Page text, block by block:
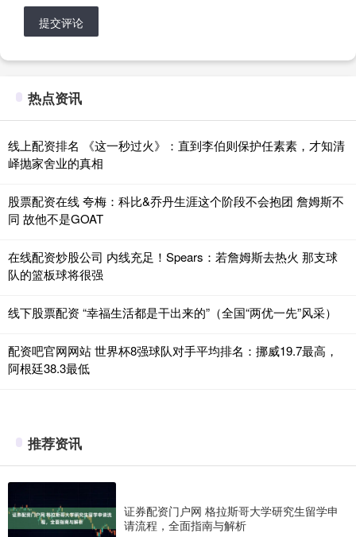
提交评论
热点资讯
线上配资排名 《这一秒过火》：直到李伯则保护任素素，才知清
峄抛家舍业的真相
股票配资在线 夸梅：科比&乔丹生涯这个阶段不会抱团 詹姆斯不
同 故他不是GOAT
在线配资炒股公司 内线充足！Spears：若詹姆斯去热火 那支球
队的篮板球将很强
线下股票配资 “幸福生活都是干出来的”（全国“两优一先”风采）
配资吧官网网站 世界杯8强球队对手平均排名：挪威19.7最高，
阿根廷38.3最低
推荐资讯
证券配资门户网 格拉斯哥大学研究生留学申
请流程，全面指南与解析